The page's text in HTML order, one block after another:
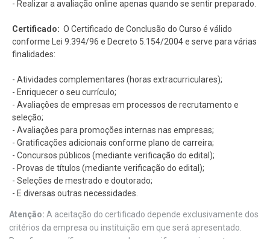
- Realizar a avaliação online apenas quando se sentir preparado.
Certificado: O Certificado de Conclusão do Curso é válido
conforme Lei 9.394/96 e Decreto 5.154/2004 e serve para várias
finalidades:
- Atividades complementares (horas extracurriculares);
- Enriquecer o seu currículo;
- Avaliações de empresas em processos de recrutamento e
seleção;
- Avaliações para promoções internas nas empresas;
- Gratificações adicionais conforme plano de carreira;
- Concursos públicos (mediante verificação do edital);
- Provas de títulos (mediante verificação do edital);
- Seleções de mestrado e doutorado;
- E diversas outras necessidades.
Atenção: A aceitação do certificado depende exclusivamente dos
critérios da empresa ou instituição em que será apresentado.